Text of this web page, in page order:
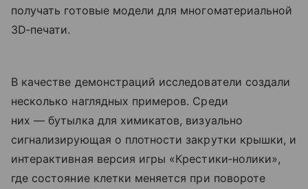
получать готовые модели для многоматериальной
3D‑печати.
В качестве демонстраций исследователи создали
несколько наглядных примеров. Среди
них — бутылка для химикатов, визуально
сигнализирующая о плотности закрутки крышки, и
интерактивная версия игры «Крестики‑нолики»,
где состояние клетки меняется при повороте